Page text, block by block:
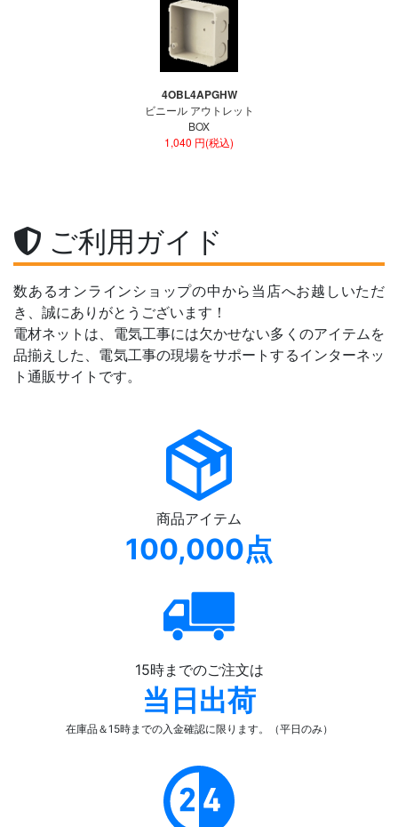
4OBL4APGHW
ビニール アウトレット
BOX
1,040 円(税込)
ご利用ガイド
数あるオンラインショップの中から当店へお越しいただ
き、誠にありがとうございます！
電材ネットは、電気工事には欠かせない多くのアイテムを
品揃えした、電気工事の現場をサポートするインターネッ
ト通販サイトです。
商品アイテム
100,000点
15時までのご注文は
当日出荷
在庫品＆15時までの入金確認に限ります。（平日のみ）